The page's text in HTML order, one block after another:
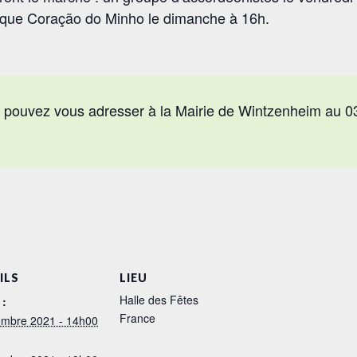
Coração do Minho le dimanche à 16h.
vous adresser à la Mairie de Wintzenheim au
2021 - 14h00
LIEU
Halle des Fêtes
France